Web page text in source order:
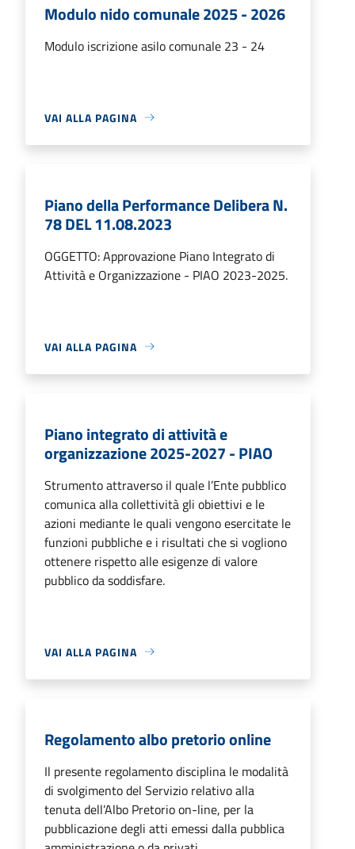
Modulo nido comunale 2025 - 2026
Modulo iscrizione asilo comunale 23 - 24
VAI ALLA PAGINA
Piano della Performance Delibera N.
78 DEL 11.08.2023
OGGETTO: Approvazione Piano Integrato di
Attività e Organizzazione - PIAO 2023-2025.
VAI ALLA PAGINA
Piano integrato di attività e
organizzazione 2025-2027 - PIAO
Strumento attraverso il quale l’Ente pubblico
comunica alla collettività gli obiettivi e le
azioni mediante le quali vengono esercitate le
funzioni pubbliche e i risultati che si vogliono
ottenere rispetto alle esigenze di valore
pubblico da soddisfare.
VAI ALLA PAGINA
Regolamento albo pretorio online
Il presente regolamento disciplina le modalità
di svolgimento del Servizio relativo alla
tenuta dell’Albo Pretorio on-line, per la
pubblicazione degli atti emessi dalla pubblica